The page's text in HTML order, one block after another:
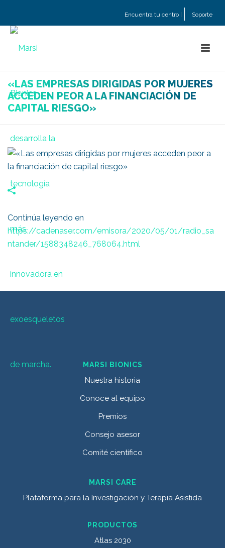
Encuentra tu centro Soporte
«LAS EMPRESAS DIRIGIDAS POR MUJERES
ACCEDEN PEOR A LA FINANCIACIÓN DE
CAPITAL RIESGO»
Continúa leyendo en
https://cadenaser.com/emisora/2020/05/01/radio_sa
ntander/1588348246_768064.html
MARSI BIONICS
Nuestra historia
Conoce al equipo
Premios
Consejo asesor
Comité científico
MARSI CARE
Plataforma para la Investigación y Terapia Asistida
PRODUCTOS
Atlas 2030